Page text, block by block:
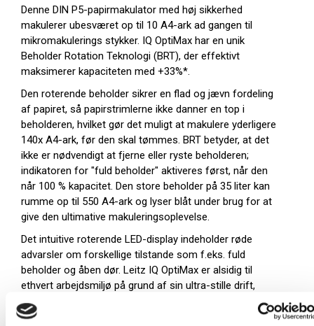
Denne DIN P5-papirmakulator med høj sikkerhed
makulerer ubesværet op til 10 A4-ark ad gangen til
mikromakulerings stykker. IQ OptiMax har en unik
Beholder Rotation Teknologi (BRT), der effektivt
maksimerer kapaciteten med +33%*.
Den roterende beholder sikrer en flad og jævn fordeling
af papiret, så papirstrimlerne ikke danner en top i
beholderen, hvilket gør det muligt at makulere yderligere
140x A4-ark, før den skal tømmes. BRT betyder, at det
ikke er nødvendigt at fjerne eller ryste beholderen;
indikatoren for "fuld beholder" aktiveres først, når den
når 100 % kapacitet. Den store beholder på 35 liter kan
rumme op til 550 A4-ark og lyser blåt under brug for at
give den ultimative makuleringsoplevelse.
Det intuitive roterende LED-display indeholder røde
advarsler om forskellige tilstande som f.eks. fuld
beholder og åben dør. Leitz IQ OptiMax er alsidig til
ethvert arbejdsmiljø på grund af sin ultra-stille drift,
slanke design og imponerende holdbarhed. Kontinuerlig
driftstid på 120 minutter.